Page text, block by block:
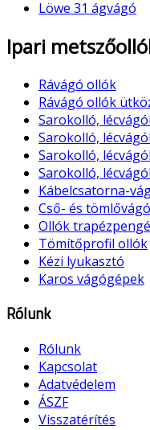
Löwe 31 ágvágó
Ipari
Rávágó ollók
Rávágó ollók
Sarokolló,
Sarokolló,
Sarokolló,
Sarokolló,
Kábelcsatorna-
Cső- és
Ollók
Tömítőprofil ollók
Kézi lyukasztó
Karos vágógépek
Rólunk
Rólunk
Kapcsolat
Adatvédelem
ÁSZF
Visszatérítés